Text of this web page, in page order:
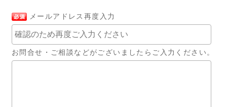
メールアドレス再度入力
お問合せ・ご相談などがございましたらご入力ください。